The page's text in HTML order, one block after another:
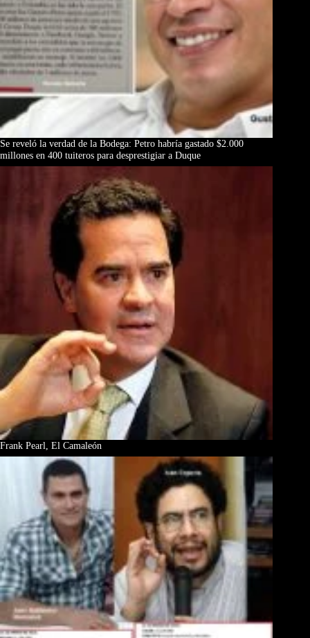
Se reveló la verdad de la Bodega: Petro habría gastado $2.000
millones en 400 tuiteros para desprestigiar a Duque
Frank Pearl, El Camaleón